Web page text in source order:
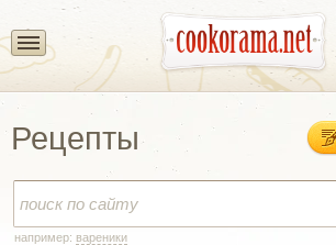
Рецепты
например: вареники